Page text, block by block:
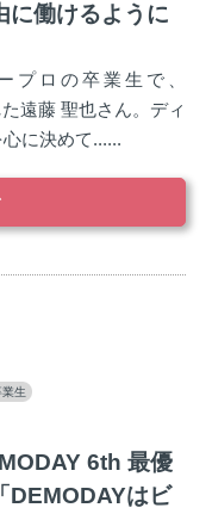
に働けるように
プロの卒業生で、
遠藤 聖也さん。ディ
に決めて......
生
6th 最優
DEMODAYはビ